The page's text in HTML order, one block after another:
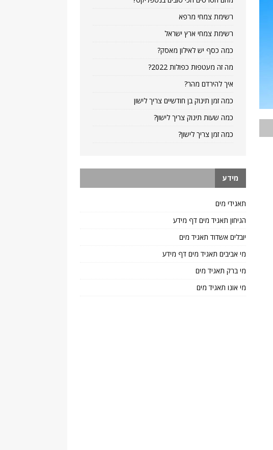
רשימת צמחי מרפא
רשימת צמחי ארץ ישראל
כמה כסף יש לאילון מאסק?
מה זה מעטפות כפולות 2022?
איך להירדם מהר?
כמה זמן תינוק בן חודשיים צריך לישון
כמה שעות תינוק צריך לישון?
כמה זמן צריך לישון?
מידע
תאגידי מים
הגיחון תאגיד מים דף מידע
יובלים אשדוד תאגיד מים
מי אביבים תאגיד מים דף מידע
מי ברק תאגיד מים
מי אונו תאגיד מים